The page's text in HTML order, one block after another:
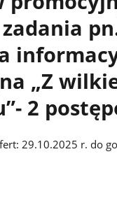
„Z
2
29.10.2025 r. do